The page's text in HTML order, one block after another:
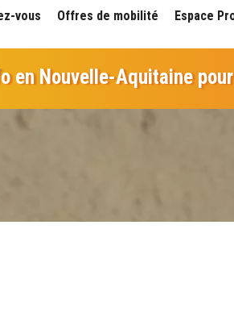
vous Offres de mobilité Espace
en Nouvelle-Aquitaine